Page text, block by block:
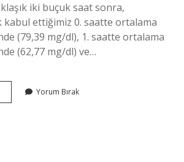
iki buçuk saat sonra,
kabul ettiğimiz 0. saatte ortalama
(79,39 mg/dl), 1. saatte ortalama
(62,77 mg/dl) ve…
Yorum Bırak